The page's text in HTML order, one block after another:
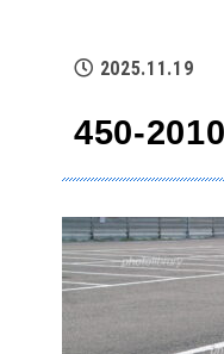
2025.11.19
450-